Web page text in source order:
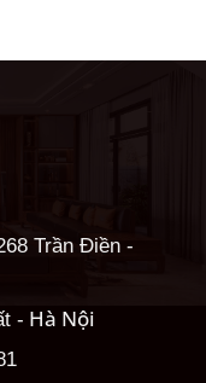
Trần Điền -
- Hà Nội